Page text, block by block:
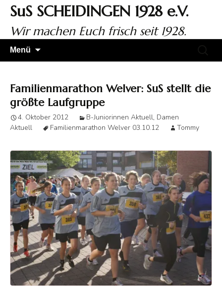
Zum
Inhalt
springen
SuS SCHEIDINGEN 1928 e.V.
Wir machen Euch frisch seit 1928.
Menü
Familienmarathon Welver: SuS stellt die
größte Laufgruppe
4. Oktober 2012 B-Juniorinnen Aktuell, Damen
Aktuell
Familienmarathon Welver 03.10.12 Tommy